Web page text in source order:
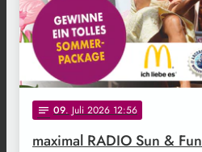
notes 09. Juli 2026 12:56
maximal RADIO Sun & Fun